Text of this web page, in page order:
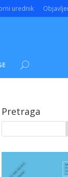
urednik
Pretraga